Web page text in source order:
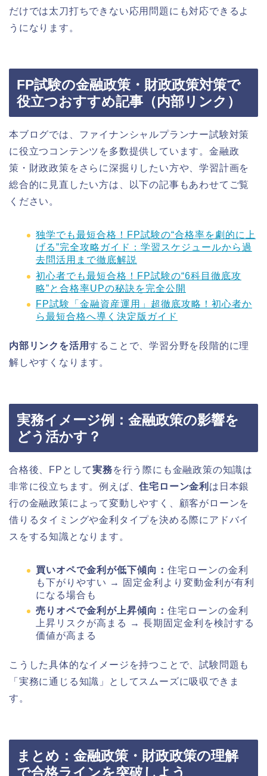
だけでは太刀打ちできない応用問題にも対応できるよ
うになります。
FP試験の金融政策・財政政策対策で
役立つおすすめ記事（内部リンク）
本ブログでは、ファイナンシャルプランナー試験対策
に役立つコンテンツを多数提供しています。金融政
策・財政政策をさらに深掘りしたい方や、学習計画を
総合的に見直したい方は、以下の記事もあわせてご覧
ください。
独学でも最短合格！FP試験の“合格率を劇的に上
げる”完全攻略ガイド：学習スケジュールから過
去問活用まで徹底解説
初心者でも最短合格！FP試験の“6科目徹底攻
略”と合格率UPの秘訣を完全公開
FP試験「金融資産運用」超徹底攻略！初心者か
ら最短合格へ導く決定版ガイド
内部リンクを活用することで、学習分野を段階的に理
解しやすくなります。
実務イメージ例：金融政策の影響を
どう活かす？
合格後、FPとして実務を行う際にも金融政策の知識は
非常に役立ちます。例えば、住宅ローン金利 は日本銀
行の金融政策によって変動しやすく、顧客がローンを
借りるタイミングや金利タイプを決める際にアドバイ
スをする知識となります。
買いオペで金利が低下傾向： 住宅ローンの金利
も下がりやすい → 固定金利より変動金利が有利
になる場合も
売りオペで金利が上昇傾向： 住宅ローンの金利
上昇リスクが高まる → 長期固定金利を検討する
価値が高まる
こうした具体的なイメージを持つことで、試験問題も
「実務に通じる知識」としてスムーズに吸収できま
す。
まとめ：金融政策・財政政策の理解
で合格ラインを突破しよう